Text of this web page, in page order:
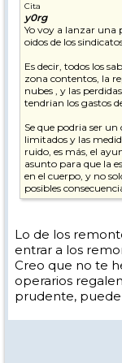
Cita
y0rg
Yo voy a lanzar una
oidos de los
Es decir, todos los
zona contentos, la
nubes , y las
tendrian los gastos
Se que podria ser
limitados y las
ruido, es más, el
asunto para que la
en el cuerpo, y no
posibles
Lo de los
entrar a los
Creo que no te
operarios
prudente,